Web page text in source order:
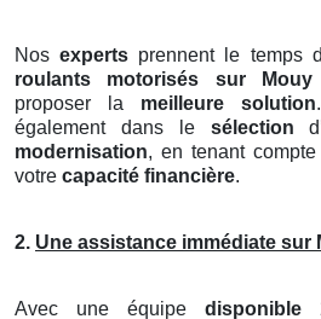
Nosexperts prennent le temps
roulants motorisés
sur
proposer la meilleure solution
également dans le sélection
modernisation, en tenant
votre capacité financière.
2. Une assistance immédiate sur
Avec une équipe disponible